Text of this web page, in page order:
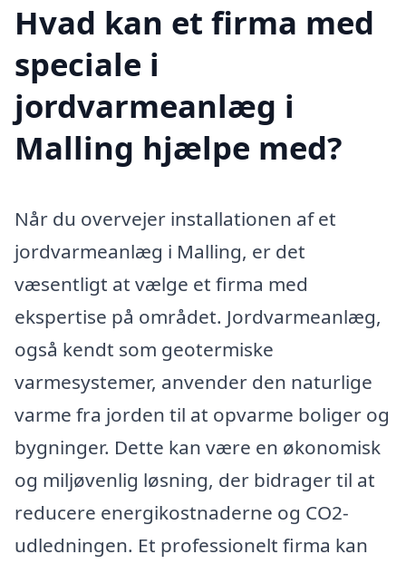
Hvad kan et firma med
speciale i
jordvarmeanlæg i
Malling hjælpe med?
Når du overvejer installationen af et
jordvarmeanlæg i Malling, er det
væsentligt at vælge et firma med
ekspertise på området. Jordvarmeanlæg,
også kendt som geotermiske
varmesystemer, anvender den naturlige
varme fra jorden til at opvarme boliger og
bygninger. Dette kan være en økonomisk
og miljøvenlig løsning, der bidrager til at
reducere energikostnaderne og CO2-
udledningen. Et professionelt firma kan